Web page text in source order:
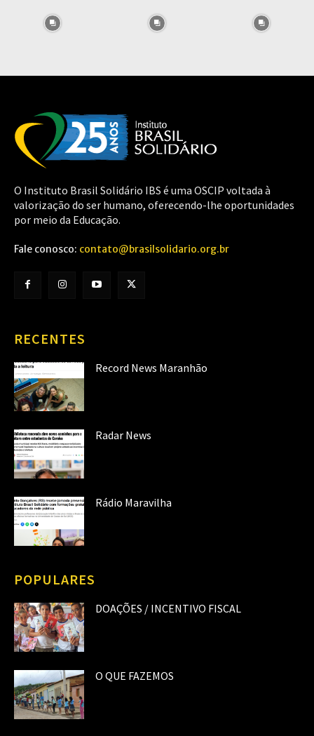
O Instituto Brasil Solidário IBS é uma OSCIP voltada à
valorização do ser humano, oferecendo-lhe oportunidades
por meio da Educação.
Fale conosco: contato@brasilsolidario.org.br
RECENTES
Record News Maranhão
Radar News
Rádio Maravilha
POPULARES
DOAÇÕES / INCENTIVO FISCAL
O QUE FAZEMOS